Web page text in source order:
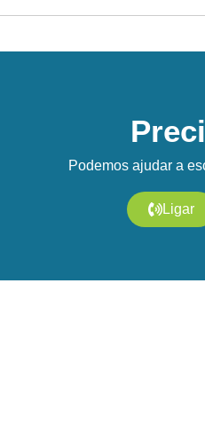
Podemos ajudar a
Ligar